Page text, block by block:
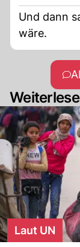
Und dann
wäre.
Laut UN